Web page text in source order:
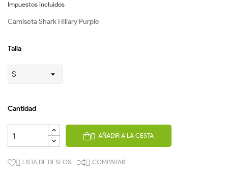
Impuestos incluidos
Camiseta Shark Hillary Purple
Talla
Cantidad
 AÑADIR A LA CESTA
 LISTA DE DESEOS  COMPARAR